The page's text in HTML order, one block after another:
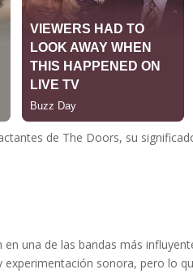
de The Doors, su
una de las bandas más
sonora, pero lo